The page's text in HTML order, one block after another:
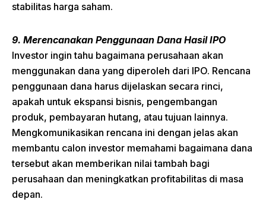
stabilitas harga saham.
9. Merencanakan Penggunaan Dana Hasil IPO
Investor ingin tahu bagaimana perusahaan akan
menggunakan dana yang diperoleh dari IPO. Rencana
penggunaan dana harus dijelaskan secara rinci,
apakah untuk ekspansi bisnis, pengembangan
produk, pembayaran hutang, atau tujuan lainnya.
Mengkomunikasikan rencana ini dengan jelas akan
membantu calon investor memahami bagaimana dana
tersebut akan memberikan nilai tambah bagi
perusahaan dan meningkatkan profitabilitas di masa
depan.